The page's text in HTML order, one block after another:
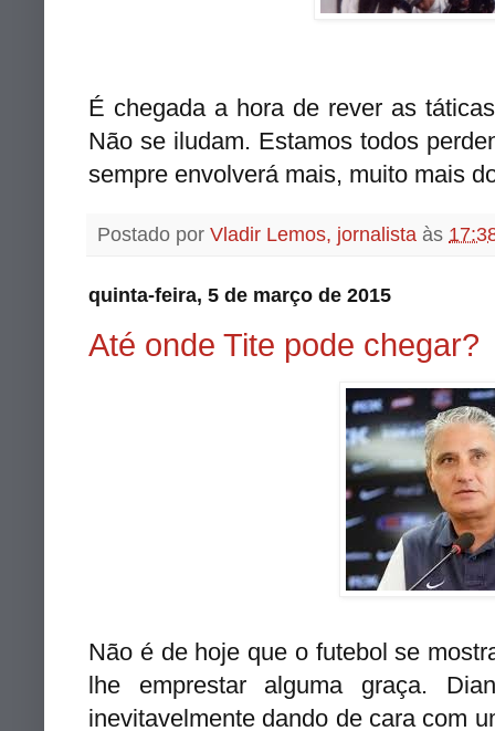
É chegada a hora de rever as
Não se iludam. Estamos todos
sempre envolverá mais, muito mais
Postado por Vladir Lemos, jornalista às
quinta-feira, 5 de março de 2015
Até onde Tite pode chegar?
Não é de hoje que o futebol se
lhe emprestar alguma graça.
inevitavelmente dando de cara com